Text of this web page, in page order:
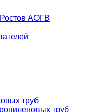
АОГВ
труб
труб